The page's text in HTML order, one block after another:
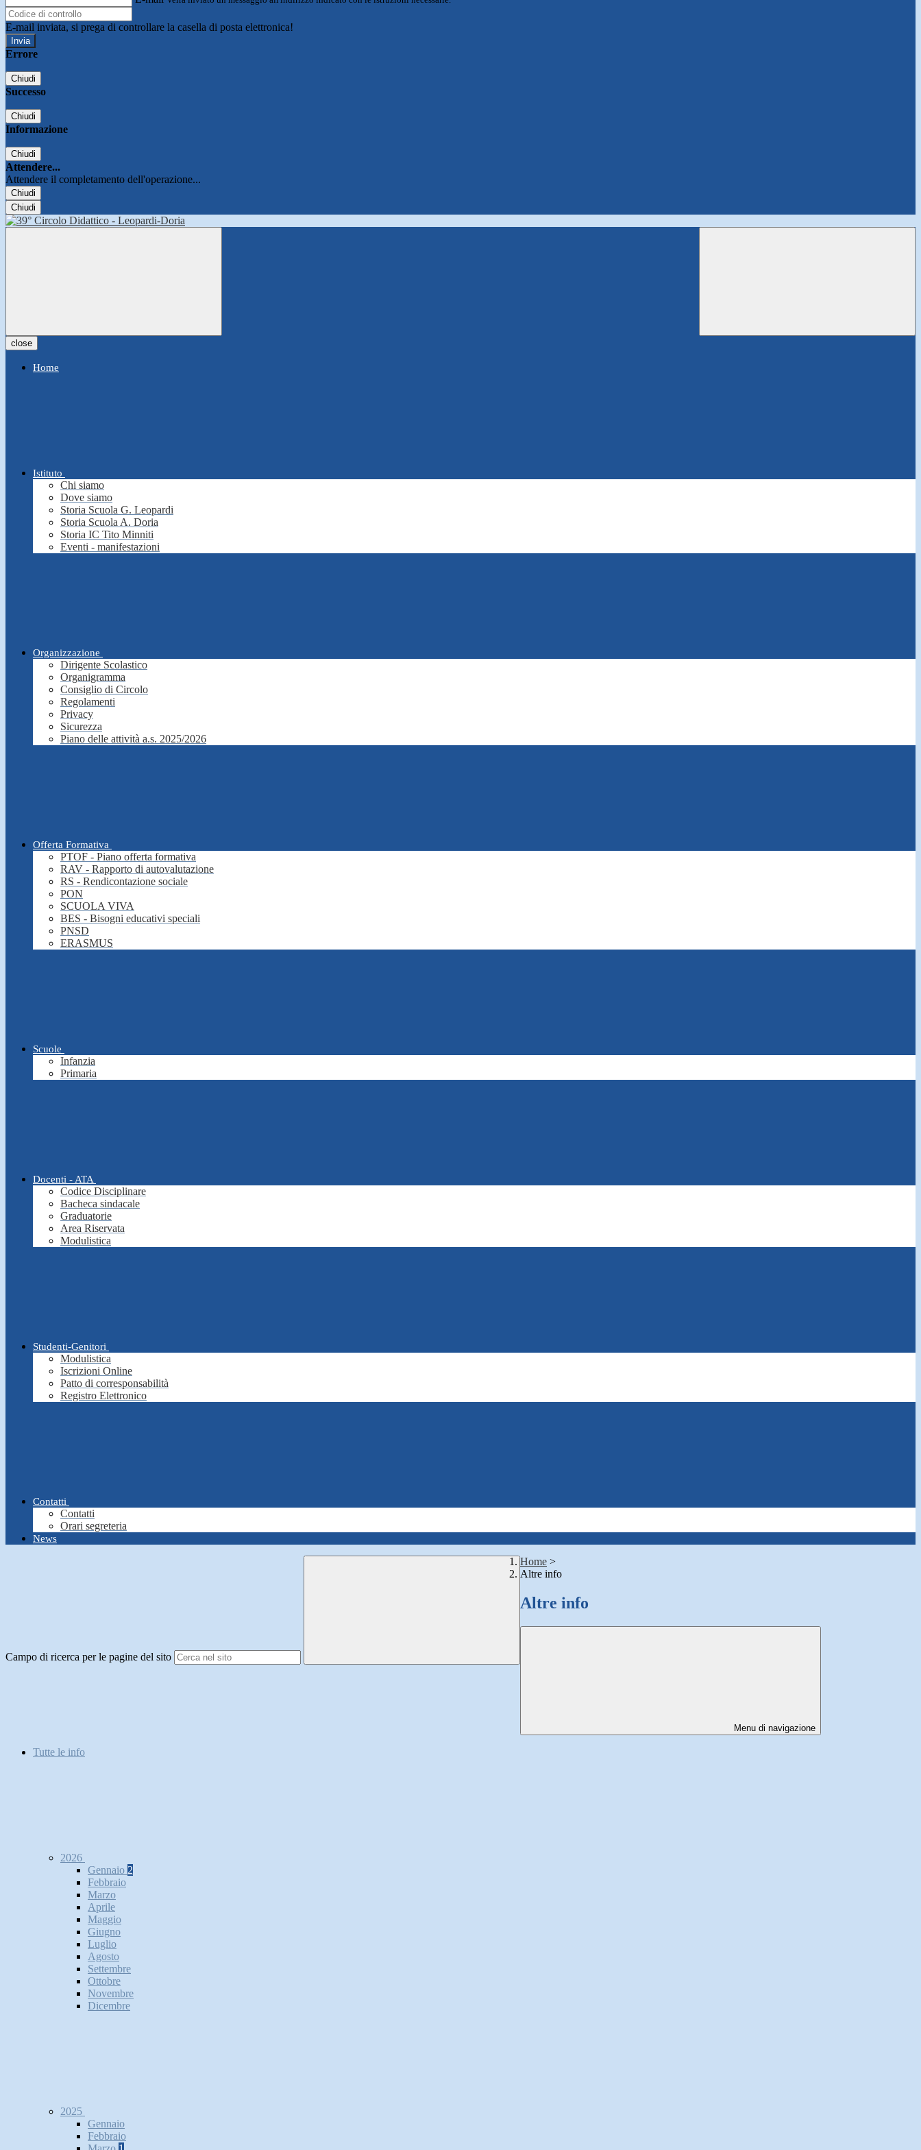
E-mail inviata, si prega di controllare la casella di posta elettronica!
Errore
Chiudi
Successo
Chiudi
Informazione
Chiudi
Attendere...
Attendere il completamento dell'operazione...
Chiudi
Chiudi
close
Home
Istituto
Chi siamo
Dove siamo
Storia Scuola G. Leopardi
Storia Scuola A. Doria
Storia IC Tito Minniti
Eventi - manifestazioni
Organizzazione
Dirigente Scolastico
Organigramma
Consiglio di Circolo
Regolamenti
Privacy
Sicurezza
Piano delle attività a.s. 2025/2026
Offerta Formativa
PTOF - Piano offerta formativa
RAV - Rapporto di autovalutazione
RS - Rendicontazione sociale
PON
SCUOLA VIVA
BES - Bisogni educativi speciali
PNSD
ERASMUS
Scuole
Infanzia
Primaria
Docenti - ATA
Codice Disciplinare
Bacheca sindacale
Graduatorie
Area Riservata
Modulistica
Studenti-Genitori
Modulistica
Iscrizioni Online
Patto di corresponsabilità
Registro Elettronico
Contatti
Contatti
Orari segreteria
News
Campo di ricerca per le pagine del sito
Home >
Altre info
Altre info
Menu di navigazione
Tutte le info
2026
Gennaio 2
Febbraio
Marzo
Aprile
Maggio
Giugno
Luglio
Agosto
Settembre
Ottobre
Novembre
Dicembre
2025
Gennaio
Febbraio